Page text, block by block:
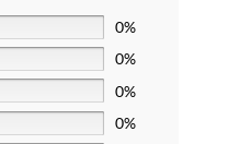
0%
0%
0%
0%